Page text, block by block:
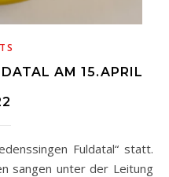
AM 15.APRIL
sangen unter der Leitung